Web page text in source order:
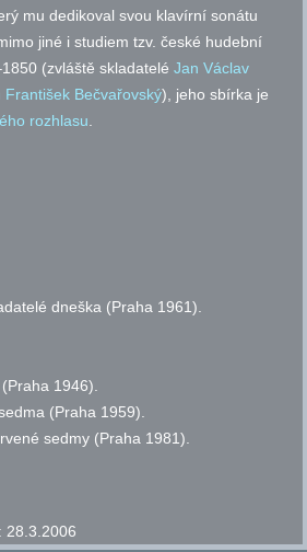
mu dedikoval svou klavírní sonátu
jiné i studiemtzv. české hudební
(zvláště skladateléJan Václav
František Bečvařovský), jeho sbírka je
rozhlasu.
dneška (Praha 1961).
1946).
(Praha 1959).
sedmy (Praha 1981).
28.3.2006